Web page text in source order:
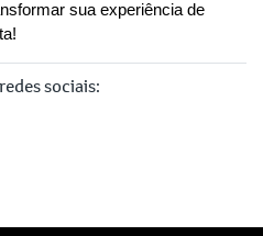
sua experiência de
sociais: